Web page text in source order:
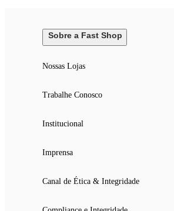
Sobre a Fast Shop
Nossas Lojas
Trabalhe Conosco
Institucional
Imprensa
Canal de Ética & Integridade